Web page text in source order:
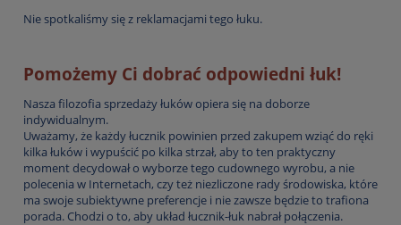
Nie spotkaliśmy się z reklamacjami tego łuku.
Pomożemy Ci dobrać odpowiedni łuk!
Nasza filozofia sprzedaży łuków opiera się na doborze
indywidualnym.
Uważamy, że każdy łucznik powinien przed zakupem wziąć do ręki
kilka łuków i wypuścić po kilka strzał, aby to ten praktyczny
moment decydował o wyborze tego cudownego wyrobu, a nie
polecenia w Internetach, czy też niezliczone rady środowiska, które
ma swoje subiektywne preferencje i nie zawsze będzie to trafiona
porada. Chodzi o to, aby układ łucznik-łuk nabrał połączenia.